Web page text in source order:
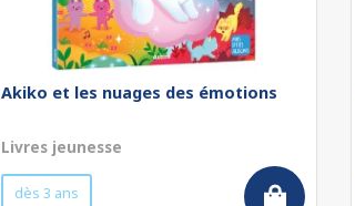
Akiko et les nuages des émotions
Livres jeunesse
dès 3 ans